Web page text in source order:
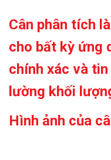
Cân phân tích
cho bất kỳ ứng
chính xác và
lường khối
Hình ảnh của